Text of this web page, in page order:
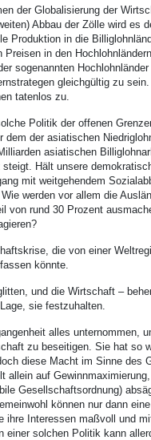
der Globalisierung der
Abbau der Zölle wird es
Produktion in die
in den
sogenannten
gleichgültig zu
tatenlos zu.
Politik der offenen
der asiatischen
asiatischen
Hält unsere
mit weitgehendem
werden vor allem die
von rund 30 Prozent
die von einer
könnte.
und die Wirtschaft –
sie festzuhalten.
alles unternommen,
zu beseitigen. Sie hat so
diese Macht im Sinne des
allein auf
Gesellschaftsordnung)
können nur dann
Interessen maßvoll und
einer solchen Politik kann